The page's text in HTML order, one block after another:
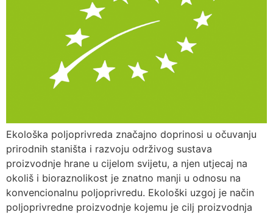
Ekološka poljoprivreda značajno doprinosi u očuvanju
prirodnih staništa i razvoju održivog sustava
proizvodnje hrane u cijelom svijetu, a njen utjecaj na
okoliš i bioraznolikost je znatno manji u odnosu na
konvencionalnu poljoprivredu. Ekološki uzgoj je način
poljoprivredne proizvodnje kojemu je cilj proizvodnja